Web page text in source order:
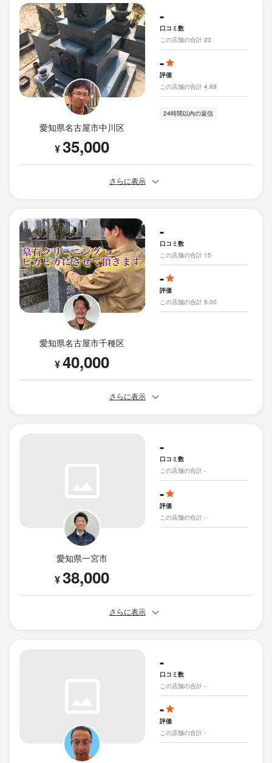
愛知県名古屋市中川区
¥35,000
-
口コミ数
この店舗の合計 23
-
評価
この店舗の合計 4.69
24時間以内の返信
さらに表示
愛知県名古屋市千種区
¥40,000
-
口コミ数
この店舗の合計 15
-
評価
この店舗の合計 5.00
さらに表示
愛知県一宮市
¥38,000
-
口コミ数
この店舗の合計 -
-
評価
この店舗の合計 -
さらに表示
-
口コミ数
この店舗の合計 -
-
評価
この店舗の合計 -